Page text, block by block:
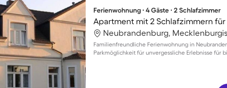
Ferienwohnung ∙ 4 Gäste ∙ 2 Schlafzimmer
Apartment mit 2 Schlafzimmern für
Familienfreundliche Ferienwohnung in
Parkmöglichkeit für unvergessliche Erlebnisse für